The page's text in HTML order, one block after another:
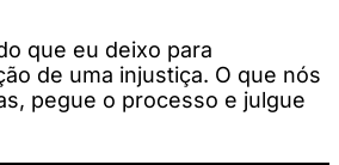
que eu deixo para
de uma injustiça. O que nós
pegue o processo e julgue